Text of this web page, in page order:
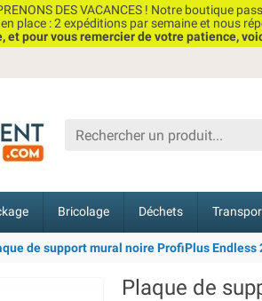
DES VACANCES ! Notre boutique
place : 2 expéditions par semaine et nous
et pour vous remercier de votre patience,
Bricolage Déchets
de support mural noire ProfiPlus Endless
Plaque de